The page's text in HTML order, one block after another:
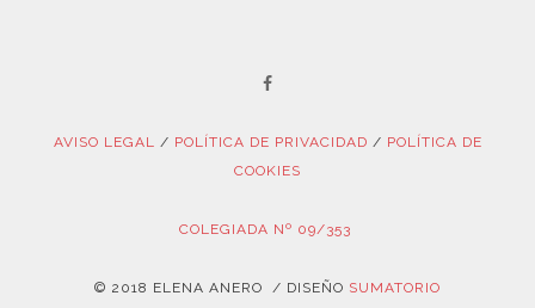
AVISO LEGAL / POLÍTICA DE PRIVACIDAD / POLÍTICA DE
COOKIES
COLEGIADA Nº 09/353
© 2018 ELENA ANERO / DISEÑO SUMATORIO